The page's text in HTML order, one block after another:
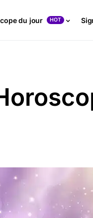
du jour HOT